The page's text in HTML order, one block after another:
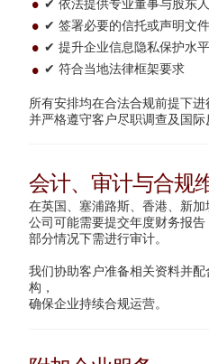
✔ 依法提供专业董事与股东
✔ 签署必要的信托或声明文件
✔ 提升企业信息隐私保护水平
✔ 符合当地法律框架要求
所有安排均在合法合规前提下进
并严格遵守客户尽职调查及国际
会计、审计与合规
在英国、塞浦路斯、香港、新加
公司可能需要提交年度财务报告
部分情况下需进行审计。
我们协助客户准备相关资料并
构，
确保企业持续合规运营。